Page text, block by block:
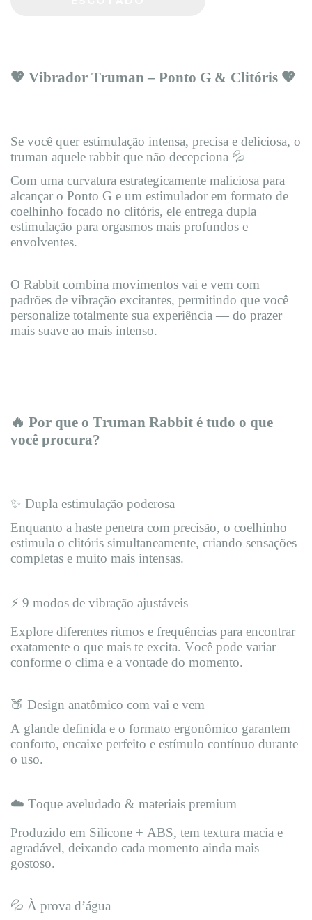
💖 Vibrador Truman – Ponto G & Clitóris 💖
Se você quer estimulação intensa, precisa e deliciosa, o
truman aquele rabbit que não decepciona 💦
Com uma curvatura estrategicamente maliciosa para
alcançar o Ponto G e um estimulador em formato de
coelhinho focado no clitóris, ele entrega dupla
estimulação para orgasmos mais profundos e
envolventes.
O Rabbit combina movimentos vai e vem com
padrões de vibração excitantes, permitindo que você
personalize totalmente sua experiência — do prazer
mais suave ao mais intenso.
🔥 Por que o Truman Rabbit é tudo o que
você procura?
✨ Dupla estimulação poderosa
Enquanto a haste penetra com precisão, o coelhinho
estimula o clitóris simultaneamente, criando sensações
completas e muito mais intensas.
⚡ 9 modos de vibração ajustáveis
Explore diferentes ritmos e frequências para encontrar
exatamente o que mais te excita. Você pode variar
conforme o clima e a vontade do momento.
🍑 Design anatômico com vai e vem
A glande definida e o formato ergonômico garantem
conforto, encaixe perfeito e estímulo contínuo durante
o uso.
☁️ Toque aveludado & materiais premium
Produzido em Silicone + ABS, tem textura macia e
agradável, deixando cada momento ainda mais
gostoso.
💦 À prova d’água